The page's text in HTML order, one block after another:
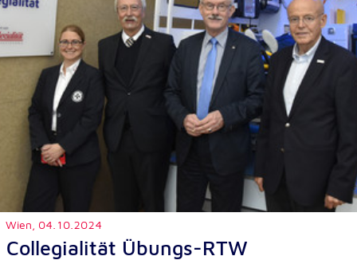
Wien, 04.10.2024
Collegialität Übungs-RTW